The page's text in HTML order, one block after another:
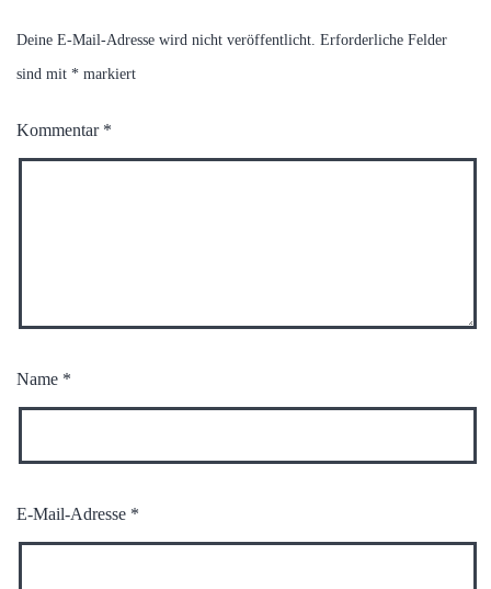
Deine E-Mail-Adresse wird nicht veröffentlicht. Erforderliche Felder
sind mit * markiert
Kommentar *
Name *
E-Mail-Adresse *